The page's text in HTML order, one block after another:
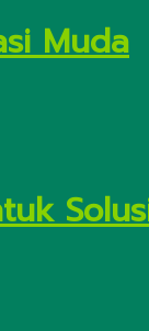
Muda